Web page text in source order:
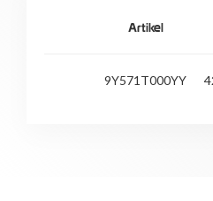
Artikel
9Y571T000YY